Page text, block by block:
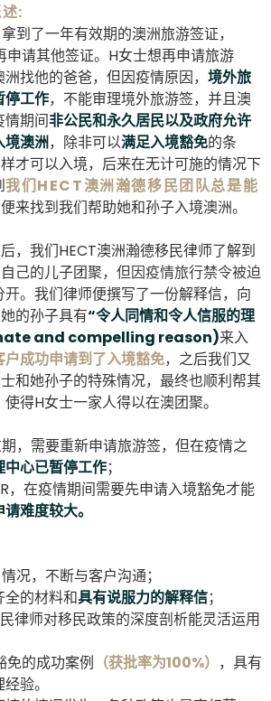
:
到了一年有效期的澳洲旅游签证，
申请其他签证。H女士想再申请旅游
找他的爸爸，但因疫情原因， 境外旅
停工作，不能审理境外旅游签，并且澳
情期间非公民和永久居民以及政府允许
境澳洲，除非可以满足入境豁免的条
才可以入境，后来在无计可施的情况下
我们HECT澳洲瀚德移民团队总是能
来找到我们帮助她和孙子入境澳洲。
，我们HECT澳洲瀚德移民律师了解到
己的儿子团聚，但因疫情旅行禁令被迫
开。 我们律师便撰写了一份解释信，向
的孙子具有“令人同情和令人信服的理
and compelling reason)来入
户成功申请到了入境豁免，之后我们又
和她孙子的特殊情况，最终也顺利帮其
使得H女士一家人得以在澳团聚。
，需要重新申请旅游签，但在疫情之
心已暂停工作；
，在疫情期间需要先申请入境豁免才能
难度较大。
况，不断与客户沟通；
全的材料和具有说服力的解释信；
律师对移民政策的深度剖析能灵活运用
免的成功案例 （获批率为100%） ，具有
验。